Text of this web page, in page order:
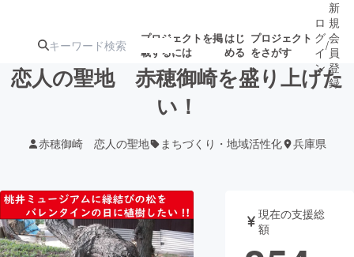
プロジェクトを掲
載するには
はじ
める
プロジェクト
をさがす
人気のプロ
ジェクト
注目のリ
ターン
注目の新着プロ
ジェクト
募集終了が近いプ
ロジェクト
もうすぐ公開
されます
アート・写真 音楽
テクノロジー・ガジェット ゲーム・サ
ロ
グ
イ
ン
/
新
規
会
員
登
録
恋人の聖地 赤穂御崎を盛り上げた
い！
赤穂御崎 恋人の聖地 まちづくり・地域活性化 兵庫県
現在の支援総
額